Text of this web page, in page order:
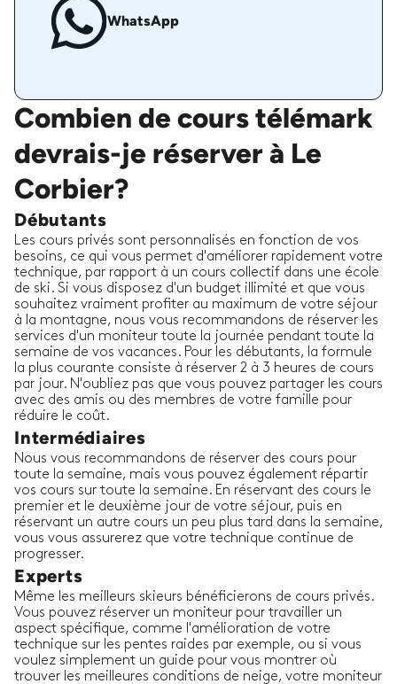
WhatsApp
Combien de cours télémark
devrais-je réserver à Le
Corbier?
Débutants
Les cours privés sont personnalisés en fonction de vos
besoins, ce qui vous permet d'améliorer rapidement votre
technique, par rapport à un cours collectif dans une école
de ski. Si vous disposez d'un budget illimité et que vous
souhaitez vraiment profiter au maximum de votre séjour
à la montagne, nous vous recommandons de réserver les
services d'un moniteur toute la journée pendant toute la
semaine de vos vacances. Pour les débutants, la formule
la plus courante consiste à réserver 2 à 3 heures de cours
par jour. N'oubliez pas que vous pouvez partager les cours
avec des amis ou des membres de votre famille pour
réduire le coût.
Intermédiaires
Nous vous recommandons de réserver des cours pour
toute la semaine, mais vous pouvez également répartir
vos cours sur toute la semaine. En réservant des cours le
premier et le deuxième jour de votre séjour, puis en
réservant un autre cours un peu plus tard dans la semaine,
vous vous assurerez que votre technique continue de
progresser.
Experts
Même les meilleurs skieurs bénéficierons de cours privés.
Vous pouvez réserver un moniteur pour travailler un
aspect spécifique, comme l'amélioration de votre
technique sur les pentes raides par exemple, ou si vous
voulez simplement un guide pour vous montrer où
trouver les meilleures conditions de neige, votre moniteur